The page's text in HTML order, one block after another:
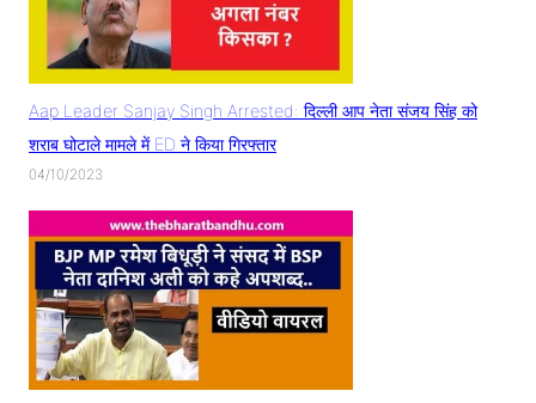
Aap Leader Sanjay Singh Arrested: दिल्ली आप नेता संजय सिंह को
शराब घोटाले मामले में ED ने किया गिरफ्तार
04/10/2023